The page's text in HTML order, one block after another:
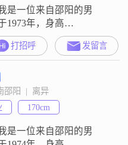
升
是一位来自邵阳的男
1973年，身高
我的月收入在3001到
间，目前从事着一份稳定
虽然我的学历是中
直保持着学习的热情，
己的能力和素质
性格稳重可靠，真诚待
易许诺，但一旦承诺，
力以赴去实现#
打招呼 发留言
邵阳  |  离异
170cm
是一位来自邵阳的男